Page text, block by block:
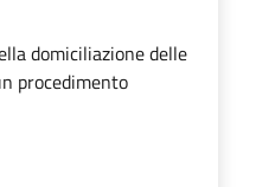
domiciliazione delle
procedimento